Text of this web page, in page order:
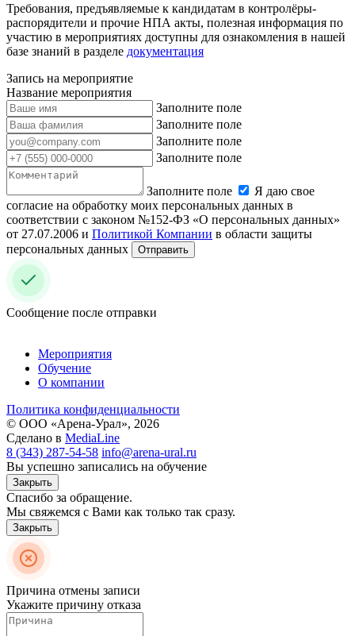
Требования, предъявляемые к кандидатам в контролёры-
распорядители и прочие НПА акты, полезная информация по
участию в мероприятиях доступны для ознакомления в нашей
базе знаний в разделе документация
Запись на мероприятие
Название мероприятия
Заполните поле
Заполните поле
Заполните поле
Заполните поле
Заполните поле
Я даю свое
согласие на обработку моих персональных данных в
соответствии с законом №152-ФЗ «О персональных данных»
от 27.07.2006 и Политикой Компании в области защиты
персональных данных
Отправить
Сообщение после отправки
Мероприятия
Обучение
О компании
Политика конфиденциальности
© ООО «Арена-Урал», 2026
Сделано в MediaLine
8 (343) 287-54-58 info@arena-ural.ru
Вы успешно записались на обучение
Закрыть
Спасибо за обращение.
Мы свяжемся с Вами как только так сразу.
Закрыть
Причина отмены записи
Укажите причину отказа